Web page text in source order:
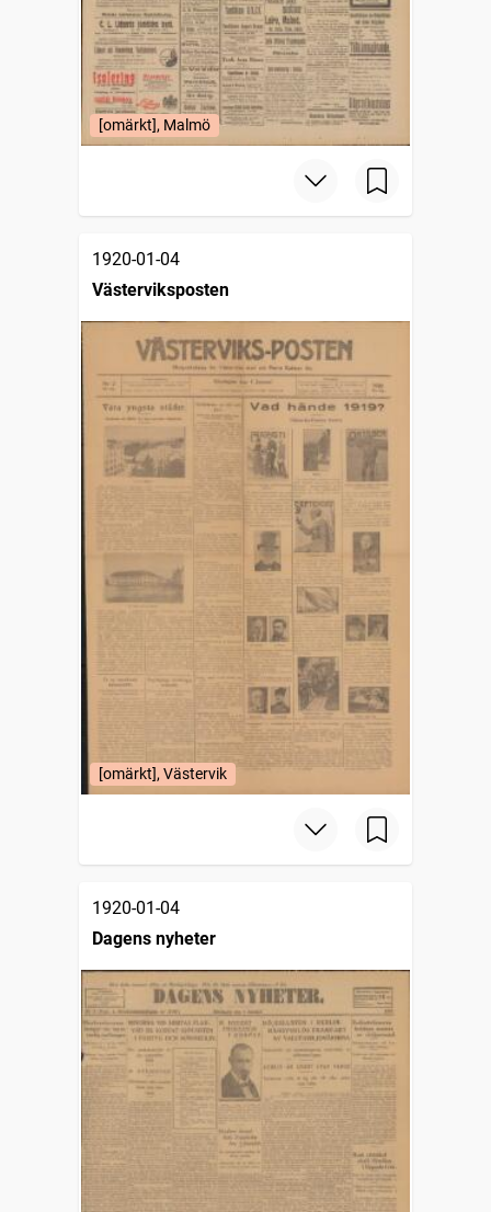
[omärkt], Malmö
1920-01-04
Västerviksposten
[omärkt], Västervik
1920-01-04
Dagens nyheter